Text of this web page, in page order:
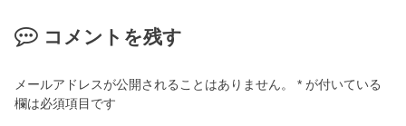
コメントを残す
メールアドレスが公開されることはありません。 * が付いている
欄は必須項目です